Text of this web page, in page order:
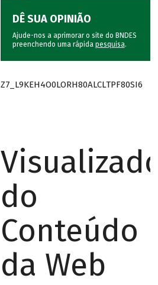
DÊ SUA OPINIÃO
Ajude-nos a aprimorar o site do BNDES
preenchendo uma rápida pesquisa.
Z7_L9KEH4O0LORH80ALCLTPF80SI6
Visualizador
do
Conteúdo
da Web